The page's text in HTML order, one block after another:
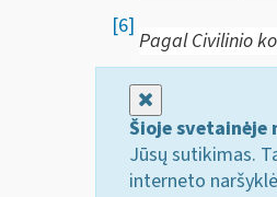
[6]
Pagal Civilinio
Šioje svetainėje
Jūsų sutikimas.
interneto